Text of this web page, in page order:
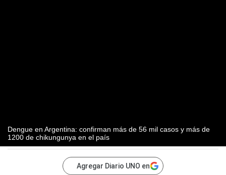
Dengue en Argentina: confirman más de 56 mil casos y más de
1200 de chikungunya en el país
Agregar Diario UNO en